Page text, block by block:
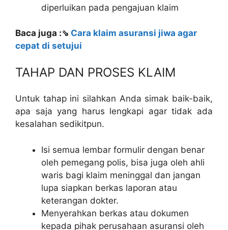
diperluikan pada pengajuan klaim
Baca juga :⇘ Cara klaim asuransi jiwa agar
cepat di setujui
TAHAP DAN PROSES KLAIM
Untuk tahap ini silahkan Anda simak baik-baik,
apa saja yang harus lengkapi agar tidak ada
kesalahan sedikitpun.
Isi semua lembar formulir dengan benar
oleh pemegang polis, bisa juga oleh ahli
waris bagi klaim meninggal dan jangan
lupa siapkan berkas laporan atau
keterangan dokter.
Menyerahkan berkas atau dokumen
kepada pihak perusahaan asuransi oleh